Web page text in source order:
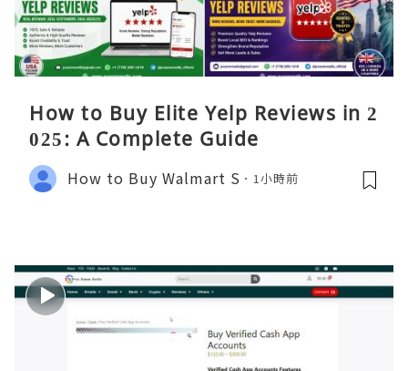
How to Buy Elite Yelp Reviews in 2
025: A Complete Guide
How to Buy Walmart S 1小時前